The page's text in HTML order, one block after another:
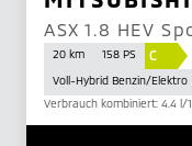
ASX 1.8 HEV
20 km 158 PS C
Voll-Hybrid Benzin/Elektro
Verbrauch kombiniert: 4.4 l/